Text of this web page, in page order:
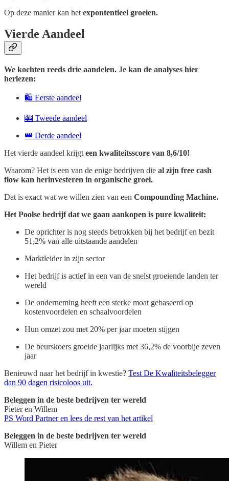
Op deze manier kan het expontentieel groeien.
Vierde Aandeel
We kochten reeds drie aandelen. Je kan de analyses hier
herlezen:
🛍️ Eerste aandeel
🎰 Tweede aandeel
👑 Derde aandeel
Het vierde aandeel krijgt een kwaliteitsscore van 8,6/10!
Waarom? Het is een van de enige bedrijven die al zijn free cash
flow kan herinvesteren in organische groei.
Dat is exact wat we willen zien van een Compounding Machine.
Het Poolse bedrijf dat we gaan aankopen is pure kwaliteit:
De oprichter is nog steeds betrokken bij het bedrijf en bezit
51,2% van alle uitstaande aandelen
Marktleider in zijn sector
Het bedrijf is actief in een van de snelst groeiende landen ter
wereld
De onderneming heeft een sterke moat gebaseerd op
kostenvoordelen en schaalvoordelen
Hun omzet zou met 20% per jaar moeten stijgen
De beurskoers groeide jaarlijks met 36,2% de voorbije zeven
jaar
Benieuwd naar het bedrijf in kwestie? Test De Kwaliteitsbelegger
dan 90 dagen risicoloos uit.
Beleggen in de beste bedrijven ter wereld
Pieter en Willem
PS Word Partner en lees de rest van het artikel
Beleggen in de beste bedrijven ter wereld
Willem en Pieter